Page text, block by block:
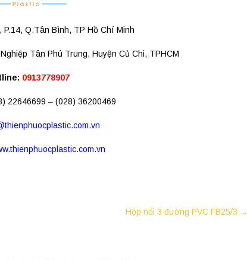
P.14, Q.Tân Bình, TP Hồ Chí Minh
Tân Phú Trung, Huyện Củ Chi, TPHCM
0913778907
22646699 – (028) 36200469
Hộp nối 3 đường PVC FB25/3 →